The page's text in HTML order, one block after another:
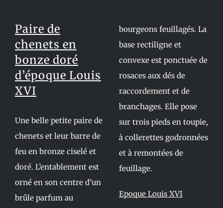
Paire de
chenets en
bonze doré
d’époque Louis
XVI
Une belle petite paire de
chenets et leur barre de
feu en bronze ciselé et
doré. L’entablement est
orné en son centre d’un
brûle parfum au
bourgeons feuillagés. La
base rectiligne et
convexe est ponctuée de
rosaces aux dés de
raccordement et de
branchages. Elle pose
sur trois pieds en toupie,
à collerettes godronnées
et à remontées de
feuillage.
Epoque Louis XVI